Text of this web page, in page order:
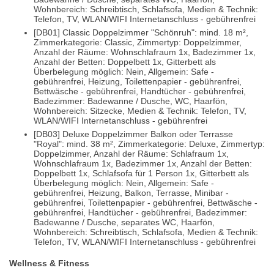
Wohnbereich: Schreibtisch, Schlafsofa, Medien & Technik:
Telefon, TV, WLAN/WIFI Internetanschluss - gebührenfrei
[DB01] Classic Doppelzimmer "Schönruh": mind. 18 m²,
Zimmerkategorie: Classic, Zimmertyp: Doppelzimmer,
Anzahl der Räume: Wohnschlafraum 1x, Badezimmer 1x,
Anzahl der Betten: Doppelbett 1x, Gitterbett als
Überbelegung möglich: Nein, Allgemein: Safe -
gebührenfrei, Heizung, Toilettenpapier - gebührenfrei,
Bettwäsche - gebührenfrei, Handtücher - gebührenfrei,
Badezimmer: Badewanne / Dusche, WC, Haarfön,
Wohnbereich: Sitzecke, Medien & Technik: Telefon, TV,
WLAN/WIFI Internetanschluss - gebührenfrei
[DB03] Deluxe Doppelzimmer Balkon oder Terrasse
"Royal": mind. 38 m², Zimmerkategorie: Deluxe, Zimmertyp:
Doppelzimmer, Anzahl der Räume: Schlafraum 1x,
Wohnschlafraum 1x, Badezimmer 1x, Anzahl der Betten:
Doppelbett 1x, Schlafsofa für 1 Person 1x, Gitterbett als
Überbelegung möglich: Nein, Allgemein: Safe -
gebührenfrei, Heizung, Balkon, Terrasse, Minibar -
gebührenfrei, Toilettenpapier - gebührenfrei, Bettwäsche -
gebührenfrei, Handtücher - gebührenfrei, Badezimmer:
Badewanne / Dusche, separates WC, Haarfön,
Wohnbereich: Schreibtisch, Schlafsofa, Medien & Technik:
Telefon, TV, WLAN/WIFI Internetanschluss - gebührenfrei
Wellness & Fitness